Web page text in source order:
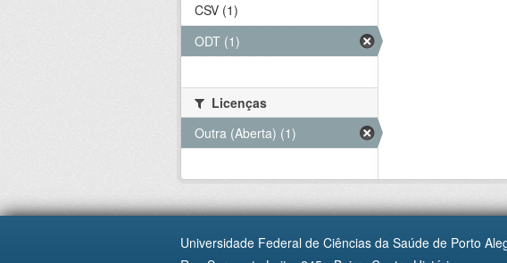
CSV (1)
ODT (1)
Licenças
Outra (Aberta) (1)
Universidade Federal de Ciências da Saúde de Porto